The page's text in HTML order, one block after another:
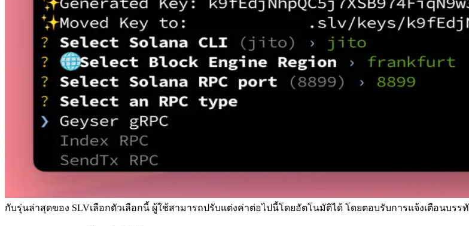
กับรุ่นล่าสุดของ SLVเลือกตัวเลือกนี้ ผู้ใช้สามารถปรับแต่งค่าต่อไปนี้โดยอัตโนมัติได้ โดยตอบรับการแจ้งเตือนบรร